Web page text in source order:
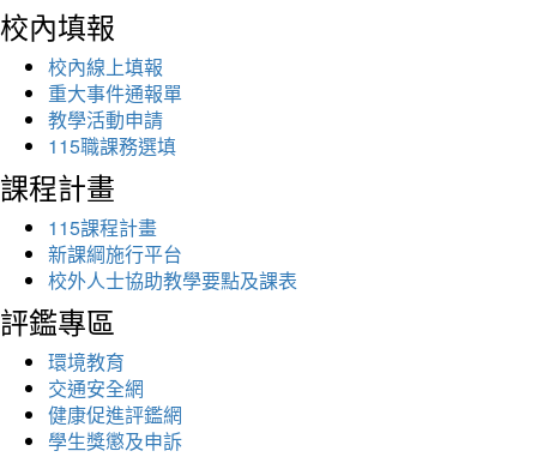
校內填報
校內線上填報
重大事件通報單
教學活動申請
115職課務選填
課程計畫
115課程計畫
新課綱施行平台
校外人士協助教學要點及課表
評鑑專區
環境教育
交通安全網
健康促進評鑑網
學生獎懲及申訴